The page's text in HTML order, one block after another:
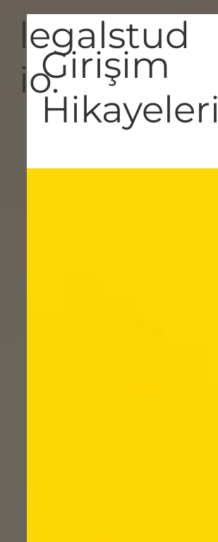
legalstud
io.Girişim
Hikayeleri